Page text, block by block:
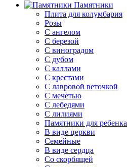
Памятники
Плита для колумбария
Розы
C ангелом
C березой
С виноградом
С дубом
С каллами
С крестами
С лавровой веточкой
С мечетью
C лебедями
С лилиями
Памятники для ребенка
В виде церкви
Семейные
В виде сердца
Со скорбящей